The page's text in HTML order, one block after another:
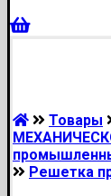
Товары
Решетка